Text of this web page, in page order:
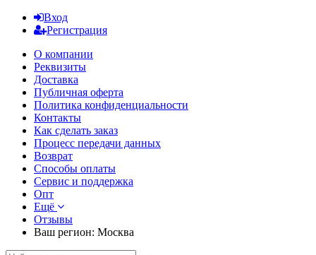
Вход
Регистрация
О компании
Реквизиты
Доставка
Публичная оферта
Политика конфиденциальности
Контакты
Как сделать заказ
Процесс передачи данных
Возврат
Способы оплаты
Сервис и поддержка
Опт
Ещё
Отзывы
Ваш регион: Москва